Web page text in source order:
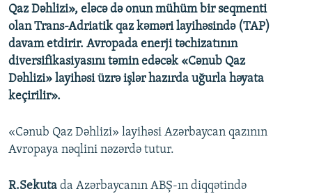
Qaz Dəhlizi», eləcə də onun mühüm bir seqmenti
olan Trans-Adriatik qaz kəməri layihəsində (TAP)
davam etdirir. Avropada enerji təchizatının
diversifikasiyasını təmin edəcək «Cənub Qaz
Dəhlizi» layihəsi üzrə işlər hazırda uğurla həyata
keçirilir».
«Cənub Qaz Dəhlizi» layihəsi Azərbaycan qazının
Avropaya nəqlini nəzərdə tutur.
R.Sekuta da Azərbaycanın ABŞ-ın diqqətində